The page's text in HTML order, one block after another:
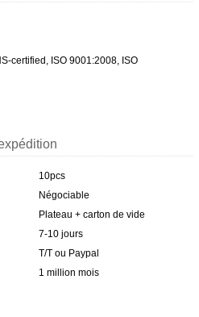
certified, ISO 9001:2008, ISO
10pcs
Négociable
Plateau + carton de vide
7-10 jours
T/T ou Paypal
1 million mois